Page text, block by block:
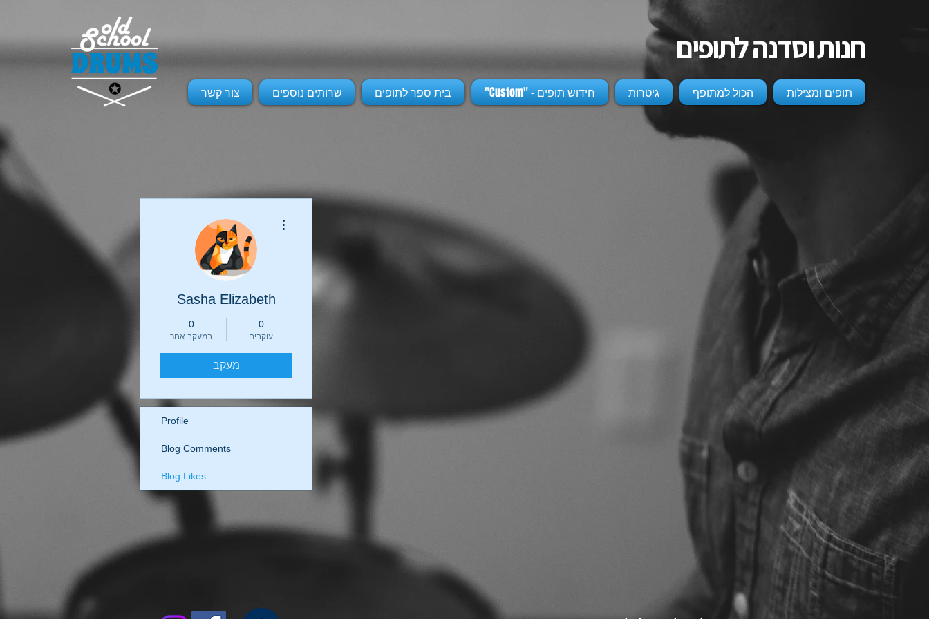
חנות וסדנה לתופים
תופים ומצילות הכול למתופף גיטרות חידוש תופים - "Custom" בית ספר לתופים שרותים נוספים צור קשר
Sasha Elizabeth
0
עוקבים
0
במעקב אחר
מעקב
Profile
Blog Comments
Blog Likes